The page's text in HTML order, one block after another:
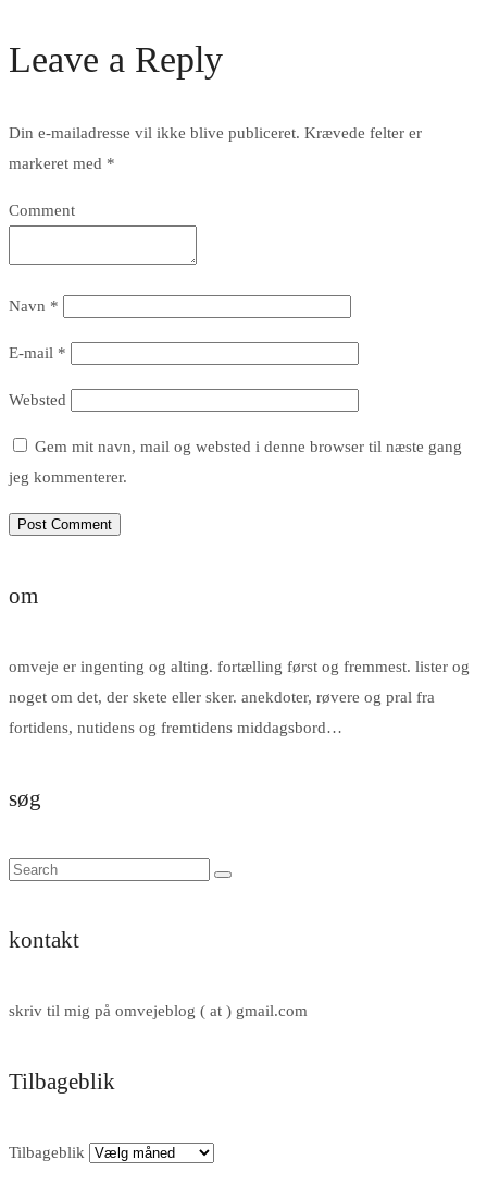
Leave a Reply
Din e-mailadresse vil ikke blive publiceret. Krævede felter er
markeret med *
Comment
Navn *
E-mail *
Websted
Gem mit navn, mail og websted i denne browser til næste gang
jeg kommenterer.
om
omveje er ingenting og alting. fortælling først og fremmest. lister og
noget om det, der skete eller sker. anekdoter, røvere og pral fra
fortidens, nutidens og fremtidens middagsbord…
søg
kontakt
skriv til mig på omvejeblog ( at ) gmail.com
Tilbageblik
Tilbageblik